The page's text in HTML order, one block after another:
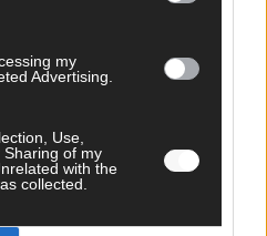
my
Advertising.
Use,
of my
with the
collected.